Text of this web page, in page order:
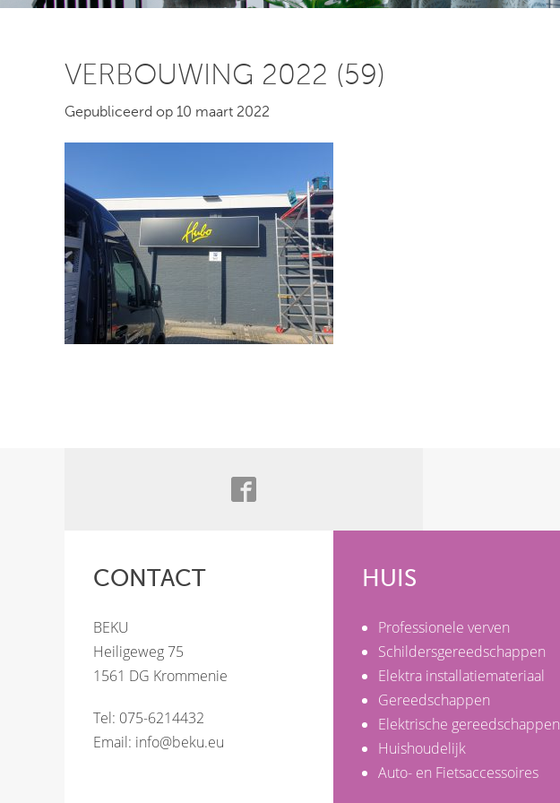
VERBOUWING 2022 (59)
Gepubliceerd op 10 maart 2022
CONTACT
BEKU
Heiligeweg 75
1561 DG Krommenie
Tel: 075-6214432
Email: info@beku.eu
HUIS
Professionele verven
Schildersgereedschappen
Elektra installatiemateriaal
Gereedschappen
Elektrische gereedschappen
Huishoudelijk
Auto- en Fietsaccessoires